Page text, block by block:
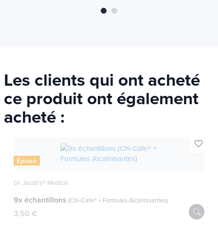
Les clients qui ont acheté
ce produit ont également
acheté :
Épuisé
Dr. Jacob's® Medical
9x échantillons (Chi-Cafe® + Formules Alcalinisantes)
3,50 €
favorite_border